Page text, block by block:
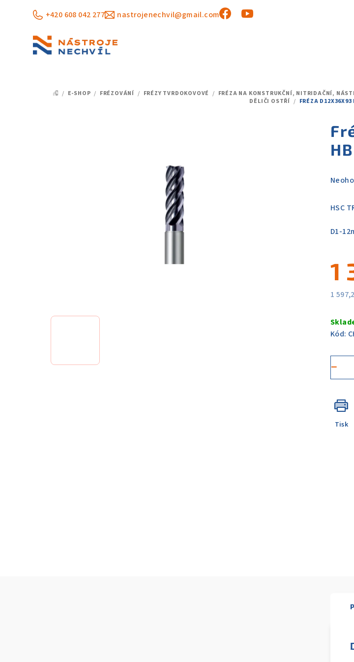
+420 608 042 277 nastrojenechvil@gmail.com
DOMŮ
/ E-SHOP / FRÉZOVÁNÍ / FRÉZY TVRDOKOVOVÉ / FRÉZA NA KONSTRUKČNÍ, NITRIDAČNÍ,
DĚLIČI OSTŘÍ / FRÉZA
HB
0,0
HSC
D1-
1
1
cena:
Kód:
−
Tisk